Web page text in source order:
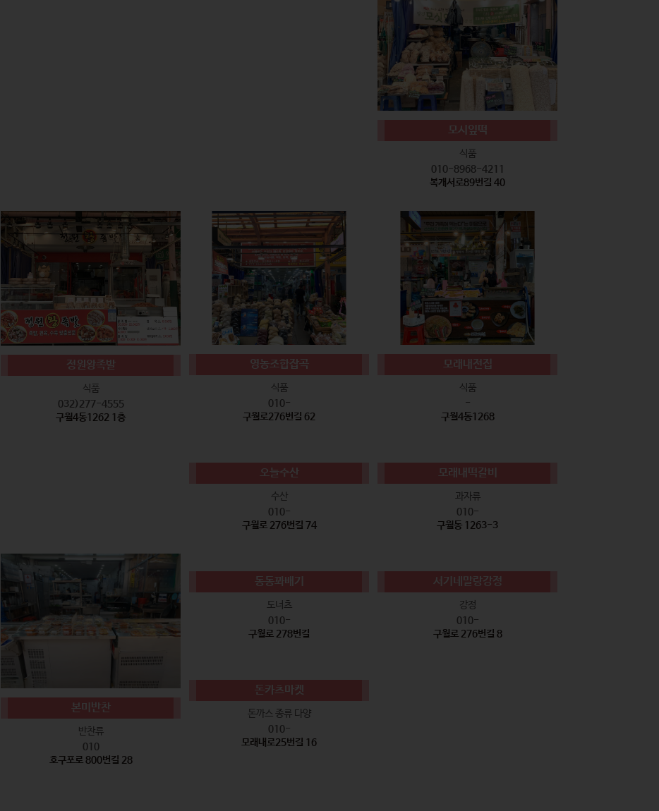
모시잎떡
식품
010-8968-4211
복개서로89번길 40
정원왕족발
식품
032)277-4555
구월4동1262 1층
영농조합잡곡
식품
010-
구월로276번길 62
모래내전집
식품
-
구월4동1268
오늘수산
수산
010-
구월로 276번길 74
모래내떡갈비
과자류
010-
구월동 1263-3
본미반찬
반찬류
010
호구포로 800번길 28
동동꽈배기
도너츠
010-
구월로 278번길
서기네말랑강정
강정
010-
구월로 276번길 8
돈카츠마켓
돈까스 종류 다양
010-
모래내로25번길 16